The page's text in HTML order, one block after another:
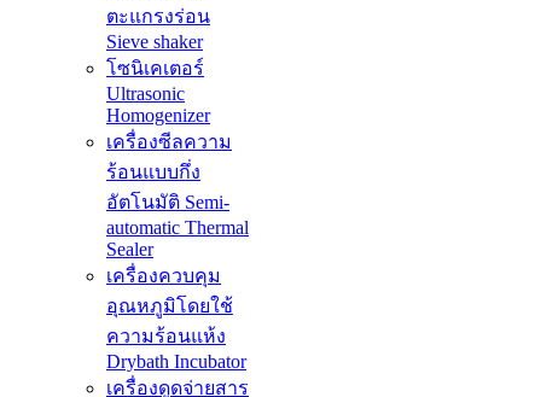
ตะแกรงร่อน
Sieve shaker
โซนิเคเตอร์
Ultrasonic
Homogenizer
เครื่องซีลความ
ร้อนแบบกึ่ง
อัตโนมัติ Semi-
automatic Thermal
Sealer
เครื่องควบคุม
อุณหภูมิโดยใช้
ความร้อนแห้ง
Drybath Incubator
เครื่องดูดจ่ายสาร